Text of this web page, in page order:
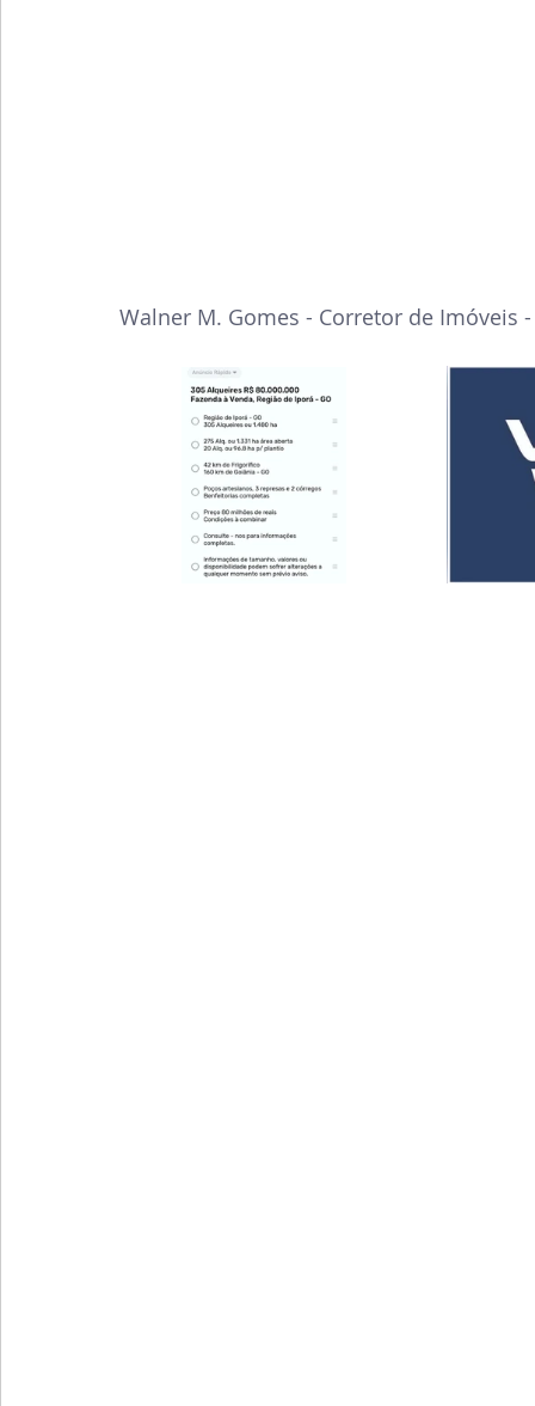
Walner M. Gomes - Corretor de Imóveis -